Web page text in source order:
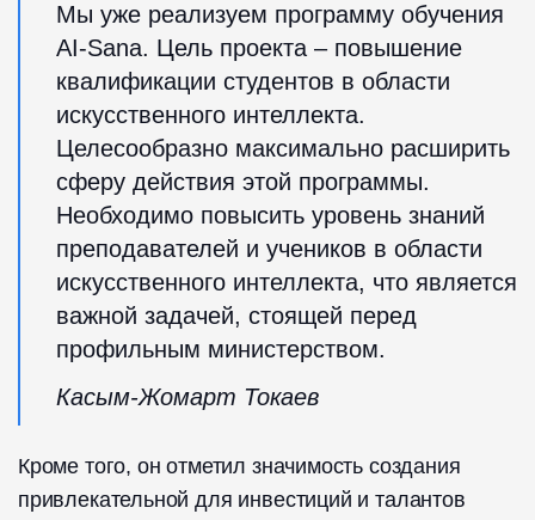
Мы уже реализуем программу обучения
AI-Sana. Цель проекта – повышение
квалификации студентов в области
искусственного интеллекта.
Целесообразно максимально расширить
сферу действия этой программы.
Необходимо повысить уровень знаний
преподавателей и учеников в области
искусственного интеллекта, что является
важной задачей, стоящей перед
профильным министерством.
Касым-Жомарт Токаев
Кроме того, он отметил значимость создания
привлекательной для инвестиций и талантов